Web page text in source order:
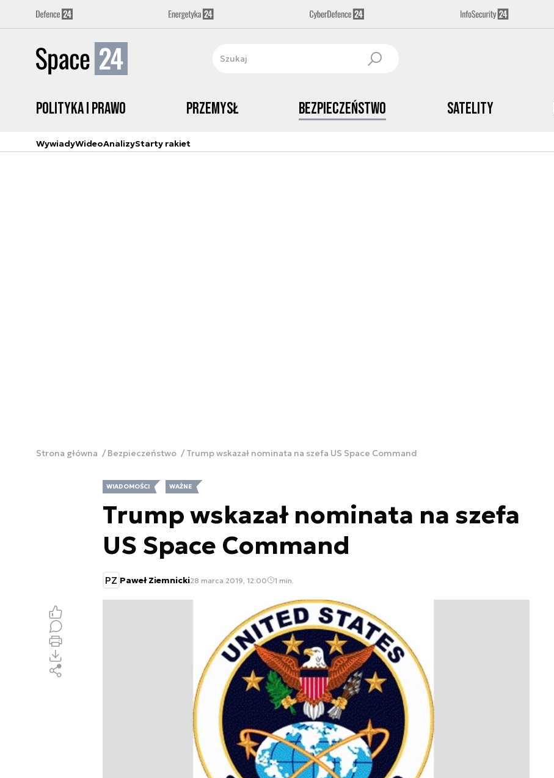
Polityka i prawo Przemysł Bezpieczeństwo Satelity
WywiadyWideoAnalizyStarty rakiet
Strona główna Bezpieczeństwo Trump wskazał nominata na szefa US Space Command
WIADOMOŚCI WAŻNE
Trump wskazał nominata na szefa
US Space Command
PZ Paweł Ziemnicki28 marca 2019, 12:00 1 min.